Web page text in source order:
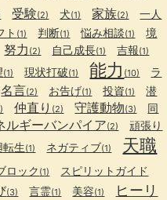
受験(2) 犬(1) 家族(2)
一人
ト (1) 判断(1) 悩み相談(1)
境
努力 (2) 自己成長(1) 吉報(1)
(1) 現状打破(1) 能力 (10)
ラ
名言(2) お告げ(1) 投資(1)
潜
仲直り (2) 守護動物(3)
同
ルギーバンパイア(2) 頑張り
転生(1) ネガティブ(1) 天職
ロック (1) スピリットガイド
(3) 言霊(1) 美容(1)
ヒーリ